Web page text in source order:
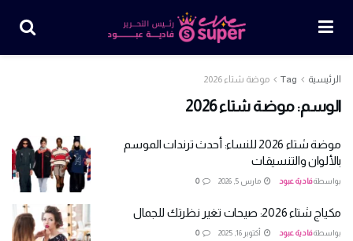
الرئيسية Tag موضة شتاء 2026
الوسم:موضة شتاء 2026
موضة شتاء 2026 للنساء: أحدث ترندات الموسم
بالألوان والتنسيقات
بواسطةفادية عبود مارس 5, 2026 0
مكياج شتاء 2026: صيحات تغير نظرتك للجمال
بواسطةفادية عبود أكتوبر 16, 2025 0